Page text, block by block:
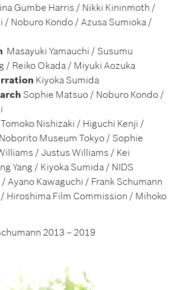
Gumbe Harris / Nikki Kininmoth /
/ Noburo Kondo / Azusa Sumioka /
Masayuki Yamauchi / Susumu
/ Reiko Okada / Miyuki Aozuka
Kiyoka Sumida
Sophie Matsuo / Noburo Kondo /
Tomoko Nishizaki / Higuchi Kenji /
Museum Tokyo / Sophie
/ Justus Williams / Kei
Yang / Kiyoka Sumida / NIDS
Ayano Kawaguchi / Frank Schumann
Hiroshima Film Commission / Mihoko
2013 – 2019